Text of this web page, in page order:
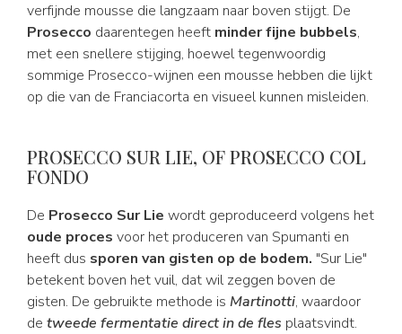
verfijnde mousse die langzaam naar boven stijgt. De
Prosecco daarentegen heeft minder fijne bubbels,
met een snellere stijging, hoewel tegenwoordig
sommige Prosecco-wijnen een mousse hebben die lijkt
op die van de Franciacorta en visueel kunnen misleiden.
PROSECCO SUR LIE, OF PROSECCO COL
FONDO
De Prosecco Sur Lie wordt geproduceerd volgens het
oude proces voor het produceren van Spumanti en
heeft dus sporen van gisten op de bodem. "Sur Lie"
betekent boven het vuil, dat wil zeggen boven de
gisten. De gebruikte methode is Martinotti, waardoor
de tweede fermentatie direct in de fles plaatsvindt.